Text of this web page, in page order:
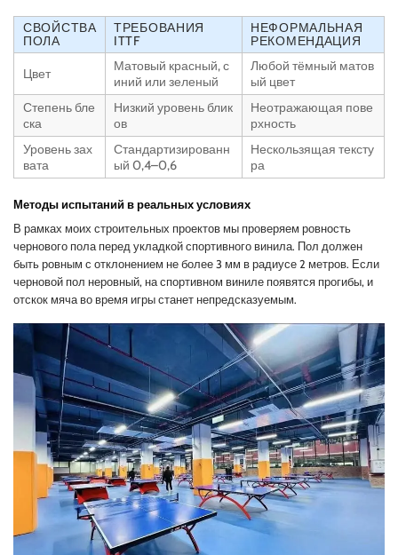
СВОЙСТВА
ПОЛА
ТРЕБОВАНИЯ
ITTF
НЕФОРМАЛЬНАЯ
РЕКОМЕНДАЦИЯ
Цвет
Матовый красный, с
иний или зеленый
Любой тёмный матов
ый цвет
Степень бле
ска
Низкий уровень блик
ов
Неотражающая пове
рхность
Уровень зах
вата
Стандартизированн
ый 0,4–0,6
Нескользящая тексту
ра
Методы испытаний в реальных условиях
В рамках моих строительных проектов мы проверяем ровность
чернового пола перед укладкой спортивного винила. Пол должен
быть ровным с отклонением не более 3 мм в радиусе 2 метров. Если
черновой пол неровный, на спортивном виниле появятся прогибы, и
отскок мяча во время игры станет непредсказуемым.